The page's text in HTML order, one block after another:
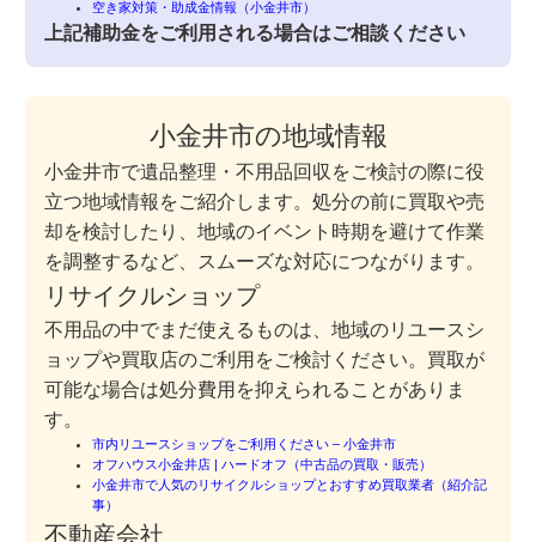
空き家対策・助成金情報（小金井市）
上記補助金をご利用される場合はご相談ください
小金井市の地域情報
小金井市で遺品整理・不用品回収をご検討の際に役
立つ地域情報をご紹介します。処分の前に買取や売
却を検討したり、地域のイベント時期を避けて作業
を調整するなど、スムーズな対応につながります。
リサイクルショップ
不用品の中でまだ使えるものは、地域のリユースシ
ョップや買取店のご利用をご検討ください。買取が
可能な場合は処分費用を抑えられることがありま
す。
市内リユースショップをご利用ください – 小金井市
オフハウス小金井店 | ハードオフ（中古品の買取・販売）
小金井市で人気のリサイクルショップとおすすめ買取業者（紹介記
事）
不動産会社